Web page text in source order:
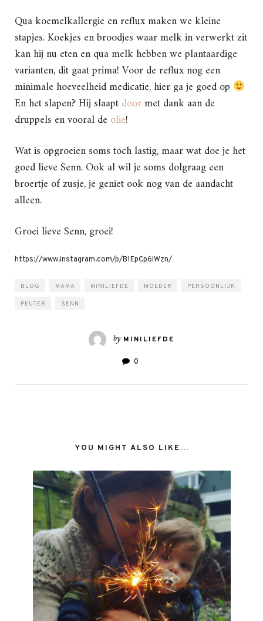
Qua koemelkallergie en reflux maken we kleine
stapjes. Koekjes en broodjes waar melk in verwerkt zit
kan hij nu eten en qua melk hebben we plantaardige
varianten, dit gaat prima! Voor de reflux nog een
minimale hoeveelheid medicatie, hier ga je goed op
En het slapen? Hij slaaptdoormet dank aan de
druppels en vooral de olie!
Wat is opgroeien soms toch lastig, maar wat doe je het
goed lieve Senn. Ook al wil je soms dolgraag een
broertje of zusje, je geniet ook nog van de aandacht
alleen.
Groei lieve Senn, groei!
https://www.instagram.com/p/B1EpCp6IWzn/
BLOG MAMA MINILIEFDE MOEDER PERSOONLIJK
PEUTER SENN
by MINILIEFDE
0
YOU MIGHT ALSO LIKE...